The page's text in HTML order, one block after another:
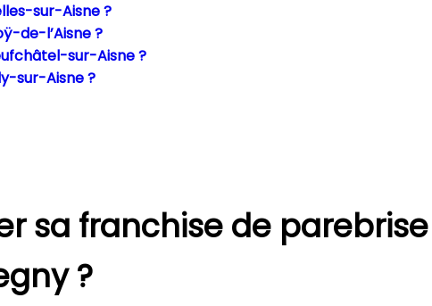
sur-Aisne ?
de-l’Aisne ?
sur-Aisne ?
sur-Aisne ?
sa franchise de
?